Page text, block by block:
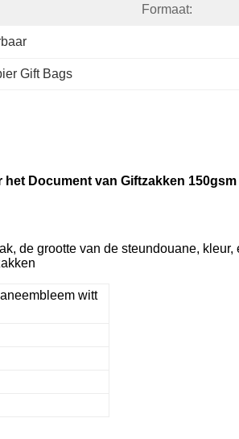
Formaat:
Gift Bags
Document van Giftzakken 150gsm
de grootte van de steundouane,
witt